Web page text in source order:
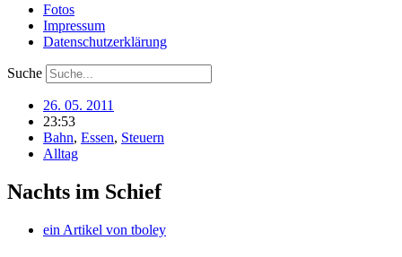
Fotos
Impressum
Datenschutzerklärung
Suche
26. 05. 2011
23:53
Bahn, Essen, Steuern
Alltag
Nachts im Schief
ein Artikel von tboley